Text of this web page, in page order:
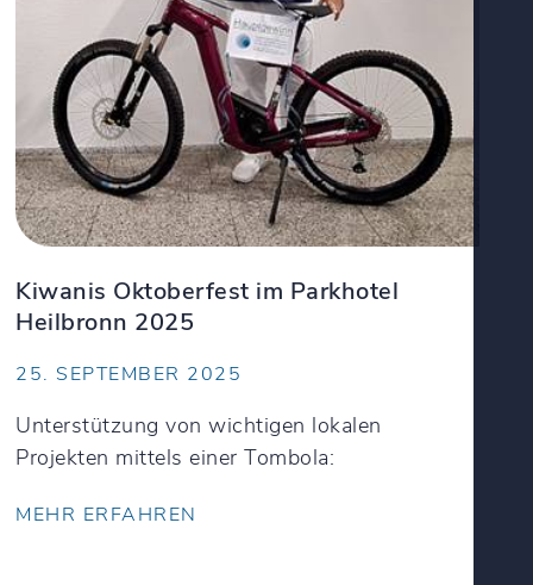
Kiwanis Oktoberfest im Parkhotel
Heilbronn 2025
25. SEPTEMBER 2025
Unterstützung von wichtigen lokalen
Projekten mittels einer Tombola:
MEHR ERFAHREN